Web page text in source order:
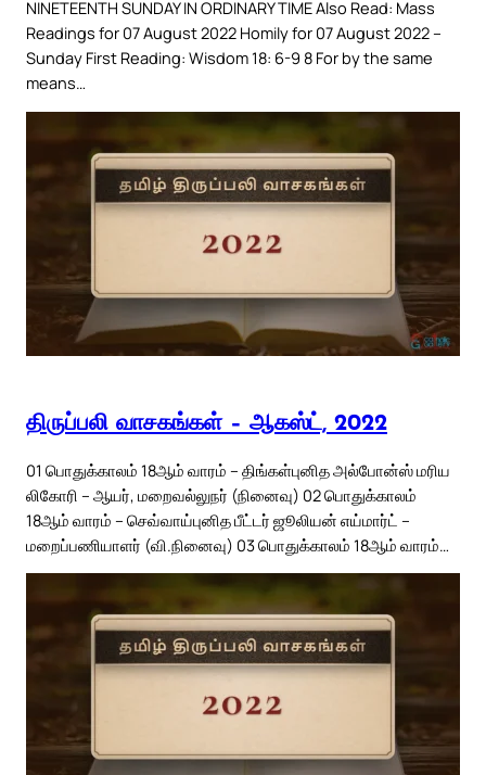
NINETEENTH SUNDAY IN ORDINARY TIME Also Read: Mass
Readings for 07 August 2022 Homily for 07 August 2022 –
Sunday First Reading: Wisdom 18: 6-9 8 For by the same
means…
திருப்பலி வாசகங்கள் – ஆகஸ்ட், 2022
01 பொதுக்காலம் 18ஆம் வாரம் – திங்கள்புனித அல்போன்ஸ் மரிய
லிகோரி – ஆயர், மறைவல்லுநர் (நினைவு) 02 பொதுக்காலம்
18ஆம் வாரம் – செவ்வாய்புனித பீட்டர் ஜூலியன் எய்மார்ட் –
மறைப்பணியாளர் (வி.நினைவு) 03 பொதுக்காலம் 18ஆம் வாரம்…